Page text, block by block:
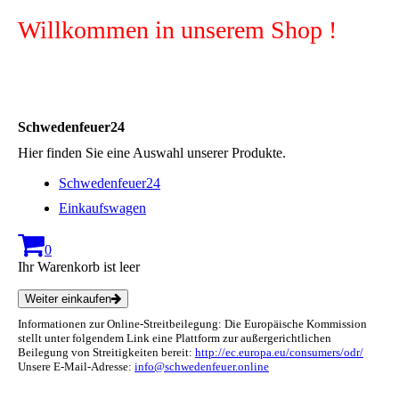
Willkommen in unserem Shop !
Schwedenfeuer24
Hier finden Sie eine Auswahl unserer Produkte.
Schwedenfeuer24
Einkaufswagen
0
Ihr Warenkorb ist leer
Weiter einkaufen
Informationen zur Online-Streitbeilegung: Die Europäische Kommission
stellt unter folgendem Link eine Plattform zur außergerichtlichen
Beilegung von Streitigkeiten bereit: http://ec.europa.eu/consumers/odr/
Unsere E-Mail-Adresse: info@schwedenfeuer.online